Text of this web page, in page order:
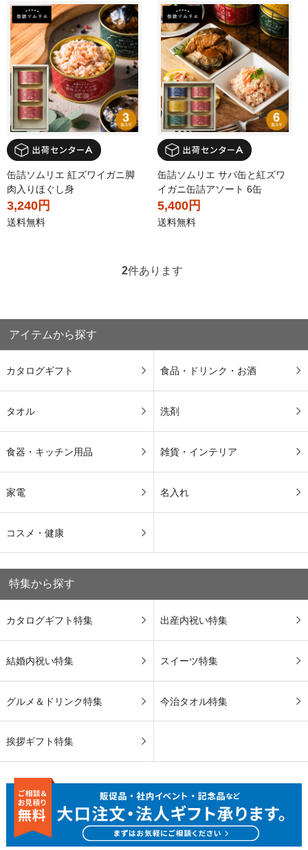
缶詰ソムリエ 紅ズワイガニ脚
肉入りほぐし身
3,240円
送料無料
缶詰ソムリエ サバ缶と紅ズワ
イガニ缶詰アソート 6缶
5,400円
送料無料
2件あります
アイテムから探す
カタログギフト 食品・ドリンク・お酒
タオル 洗剤
食器・キッチン用品 雑貨・インテリア
家電 名入れ
コスメ・健康
特集から探す
カタログギフト特集 出産内祝い特集
結婚内祝い特集 スイーツ特集
グルメ＆ドリンク特集 今治タオル特集
挨拶ギフト特集